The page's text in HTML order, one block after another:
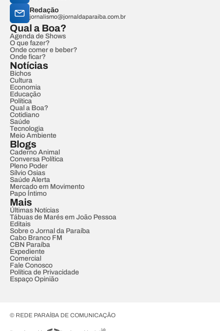
Redação
jornalismo@jornaldaparaiba.com.br
Qual a Boa?
Agenda de Shows
O que fazer?
Onde comer e beber?
Onde ficar?
Notícias
Bichos
Cultura
Economia
Educação
Política
Qual a Boa?
Cotidiano
Saúde
Tecnologia
Meio Ambiente
Blogs
Caderno Animal
Conversa Política
Pleno Poder
Sílvio Osias
Saúde Alerta
Mercado em Movimento
Papo Íntimo
Mais
Últimas Notícias
Tábuas de Marés em João Pessoa
Editais
Sobre o Jornal da Paraíba
Cabo Branco FM
CBN Paraíba
Expediente
Comercial
Fale Conosco
Política de Privacidade
Espaço Opinião
© REDE PARAÍBA DE COMUNICAÇÃO